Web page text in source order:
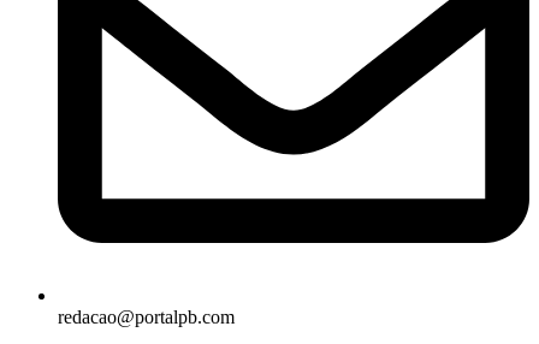
redacao@portalpb.com